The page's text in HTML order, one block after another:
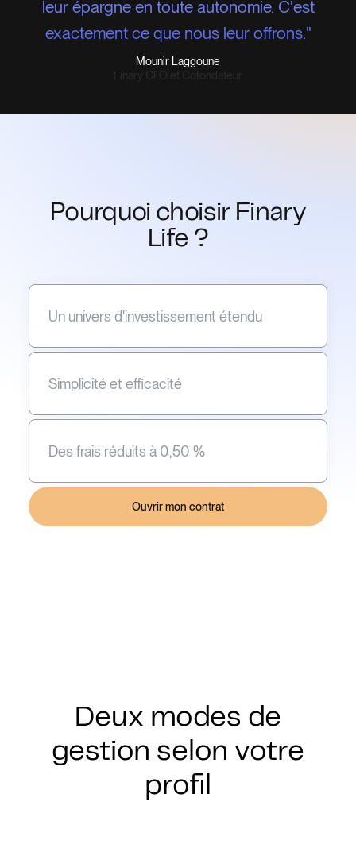
leur épargne en toute autonomie. C'est
exactement ce que nous leur offrons."
Mounir Laggoune
Finary CEO et Cofondateur
Pourquoi choisir Finary
Life ?
Un univers d'investissement étendu
Simplicité et efficacité
Des frais réduits à 0,50 %
Ouvrir mon contrat
Deux modes de
gestion selon votre
profil